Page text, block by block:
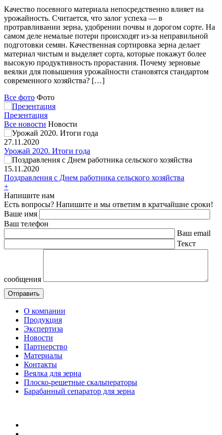
Качество посевного материала непосредственно влияет на
урожайность. Считается, что залог успеха — в
протравливании зерна, удобрении почвы и дорогом сорте. На
самом деле немалые потери происходят из-за неправильной
подготовки семян. Качественная сортировка зерна делает
материал чистым и выделяет сорта, которые покажут более
высокую продуктивность прорастания. Почему зерновые
веялки для повышения урожайности становятся стандартом
современного хозяйства? […]
Все фото Фото
Презентация
Все новости Новости
27.11.2020
Урожай 2020. Итоги года
15.11.2020
Поздравления с Днем работника сельского хозяйства
+
Напишите нам
Есть вопросы? Напишите и мы ответим в кратчайшие сроки!
Ваше имя
Ваш телефон
Ваш email
Текст
сообщения
О компании
Продукция
Экспертиза
Новости
Партнерство
Материалы
Контакты
Веялка для зерна
Плоско-решетные скальператоры
Барабанный сепаратор для зерна